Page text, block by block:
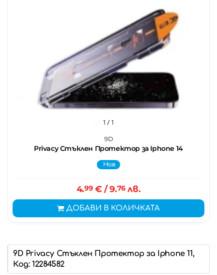
9D
Privacy Стъклен Протектор за Iphone 14
1 / 1
Нов
4.99€ / 9.76лв.
ДОБАВИ В КОЛИЧКАТА
9D Privacy Стъклен Протектор за Iphone 11,
Код: 12284582